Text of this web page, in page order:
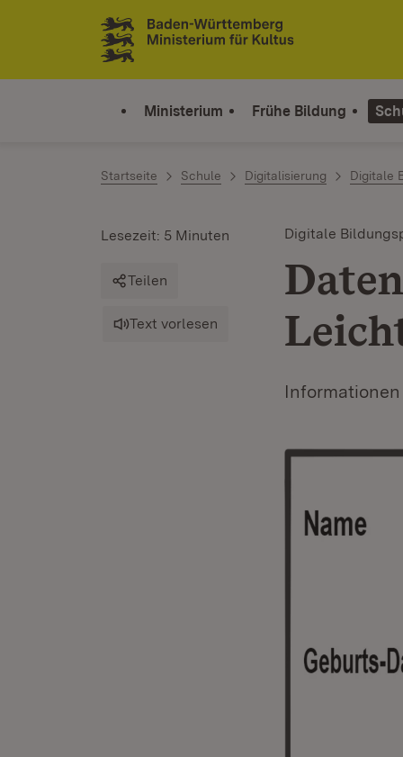
Zum Inhalt springen
Link zur Startseite
Ministerium Frühe Bildung
Startseite Schule Digitalisierung Digitale
Digitale
Lesezeit: 5 Minuten
Teilen
Text vorlesen